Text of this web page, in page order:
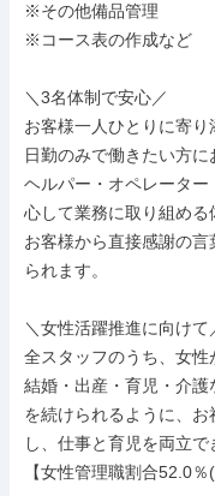
※その他備品管理
※コース表の作成など
＼3名体制で安心／
お客様一人ひとりに寄り
日勤のみで働きたい方に
ヘルパー・オペレータ
心して業務に取り組める
お客様から直接感謝の
られます。
＼女性活躍推進に向けて
全スタッフのうち、女性
結婚・出産・育児・介
を続けられるように、
し、仕事と育児を両立で
【女性管理職割合52.0％